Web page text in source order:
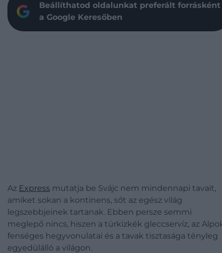
Beállíthatod oldalunkat preferált forrásként
a Google Keresőben
Az Express mutatja be Svájc nem mindennapi tavait,
amiket sokan a kontinens, sőt az egész világ
legszebbjeinek tartanak. Ebben persze semmi
meglepő nincs, hiszen a türkizkék gleccservíz, az
fenséges hegyvonulatai és a tavak tisztasága tényleg
egyedülálló a világon.